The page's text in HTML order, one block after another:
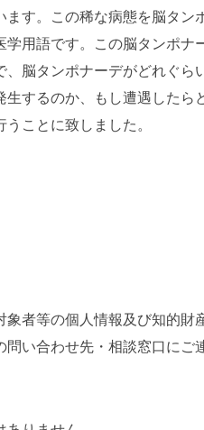
す。この稀な病態を脳タン
用語です。この脳タンポナ
脳タンポナーデがどれぐら
するのか、もし遭遇したら
ことに致しました。
者等の個人情報及び知的財
問い合わせ先 ・相談窓口にご